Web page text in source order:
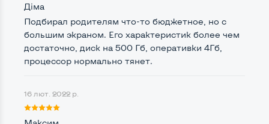
Можливості відеокарти:
Тип відеокарти Вбудований
Відеопроцесор ноутбука Intel HD
Діма
Подбирал родителям что-то бюджетное, но с
большим экраном. Его характеристик более чем
достаточно, диск на 500 Гб, оперативки 4Гб,
процессор нормально тянет.
16 лют. 2022 р.